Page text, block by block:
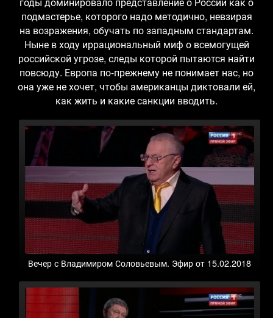
подмастерье, которого надо методично, невзирая
на возражения, обучать по западным стандартам.
Ныне в ходу иррациональный миф о всемогущей
российской угрозе, следы которой пытаются найти
повсюду. Европа по-прежнему не понимает нас, но
она уже не хочет, чтобы американцы диктовали ей,
как жить и какие санкции вводить.
Вечер с Владимиром Соловьевым. Эфир от 15.02.2018